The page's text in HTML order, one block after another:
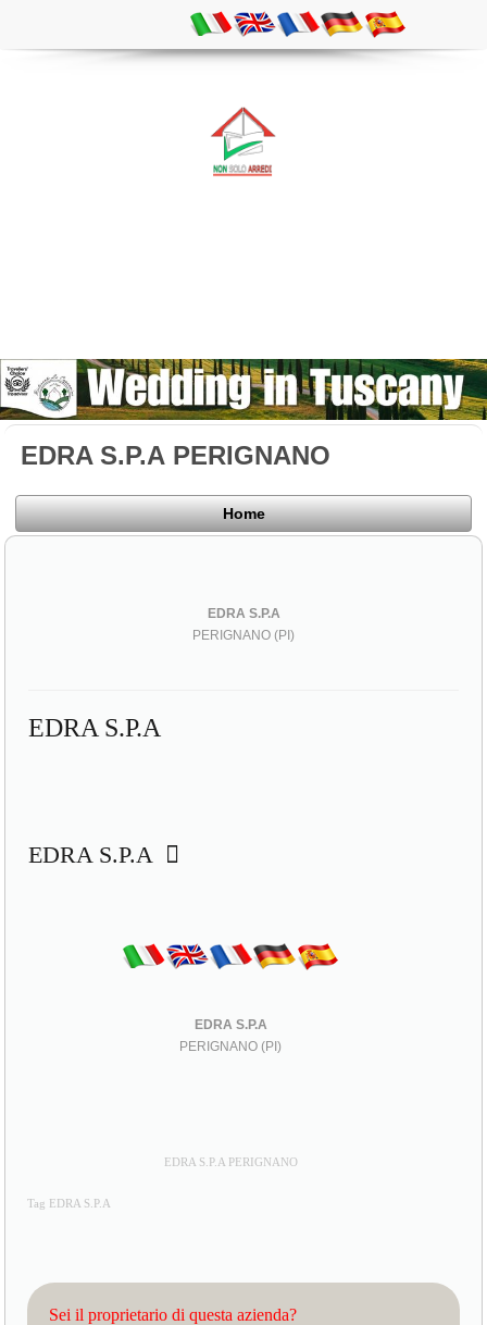
EDRA S.P.A PERIGNANO
Home
EDRA S.P.A
PERIGNANO (PI)
EDRA S.P.A
EDRA S.P.A
EDRA S.P.A
PERIGNANO (PI)
EDRA S.P.A PERIGNANO
Tag EDRA S.P.A
Sei il proprietario di questa azienda?